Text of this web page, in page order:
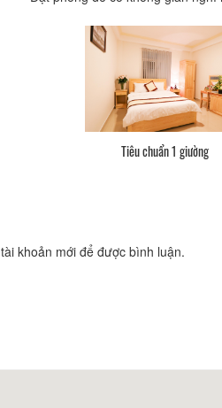
Tiêu chuẩn 1 giường
tài khoản mới để được bình luận.